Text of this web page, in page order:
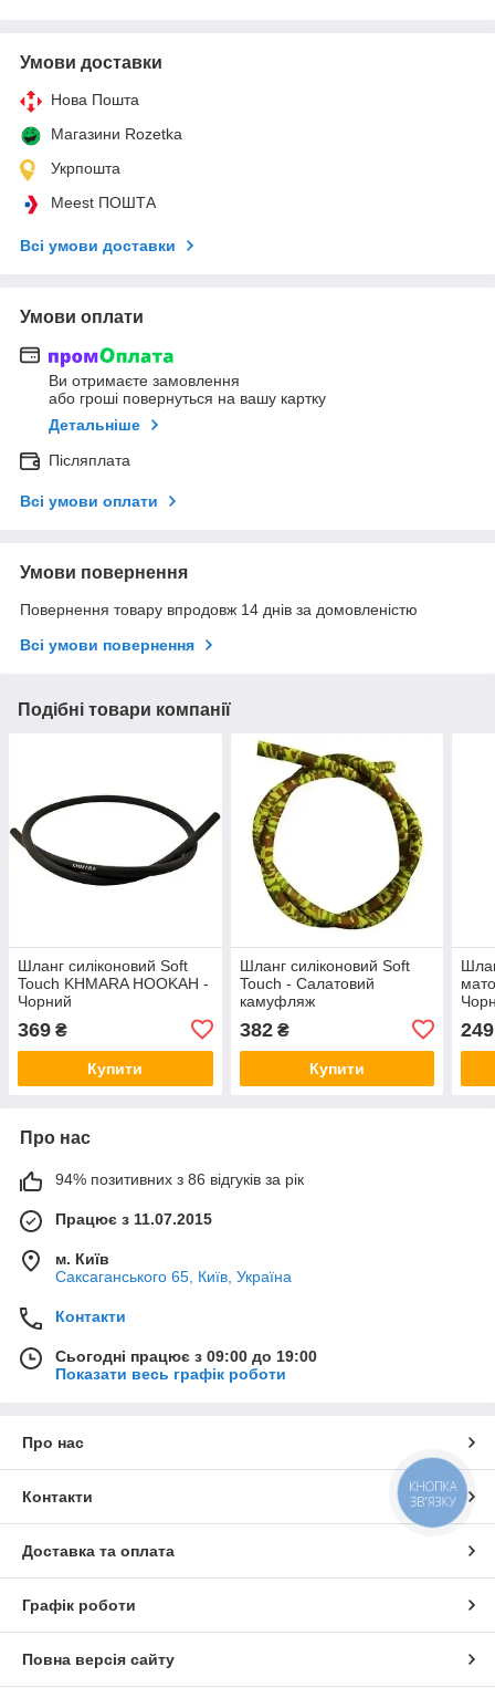
Умови доставки
Нова Пошта
Магазини Rozetka
Укрпошта
Meest ПОШТА
Всі умови доставки
Умови оплати
Ви отримаєте замовлення
або гроші повернуться на вашу картку
Детальніше
Післяплата
Всі умови оплати
Умови повернення
Повернення товару впродовж 14 днів за домовленістю
Всі умови повернення
Подібні товари компанії
Шланг силіконовий Soft
Touch KHMARA HOOKAH -
Чорний
369 ₴
Купити
Шланг силіконовий Soft
Touch - Салатовий
камуфляж
382₴
Купити
249
Про нас
94% позитивних з 86 відгуків за рік
Працює з 11.07.2015
м. Київ
Саксаганського 65, Київ, Україна
Контакти
Сьогодні працює з 09:00 до 19:00
Показати весь графік роботи
Про нас
Контакти
Доставка та оплата
Графік роботи
Повна версія сайту
КНОПКА
ЗВ'ЯЗКУ